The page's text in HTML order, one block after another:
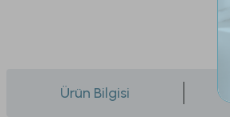
Ürün Bilgisi